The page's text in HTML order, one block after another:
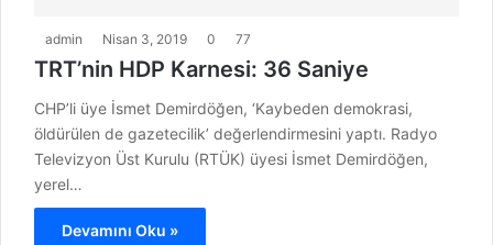
admin Nisan 3, 2019 0 77
TRT’nin HDP Karnesi: 36 Saniye
CHP’li üye İsmet Demirdöğen, ‘Kaybeden demokrasi,
öldürülen de gazetecilik’ değerlendirmesini yaptı. Radyo
Televizyon Üst Kurulu (RTÜK) üyesi İsmet Demirdöğen,
yerel…
Devamını Oku »